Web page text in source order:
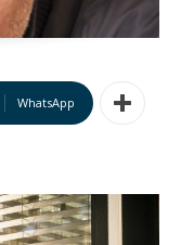
WhatsApp